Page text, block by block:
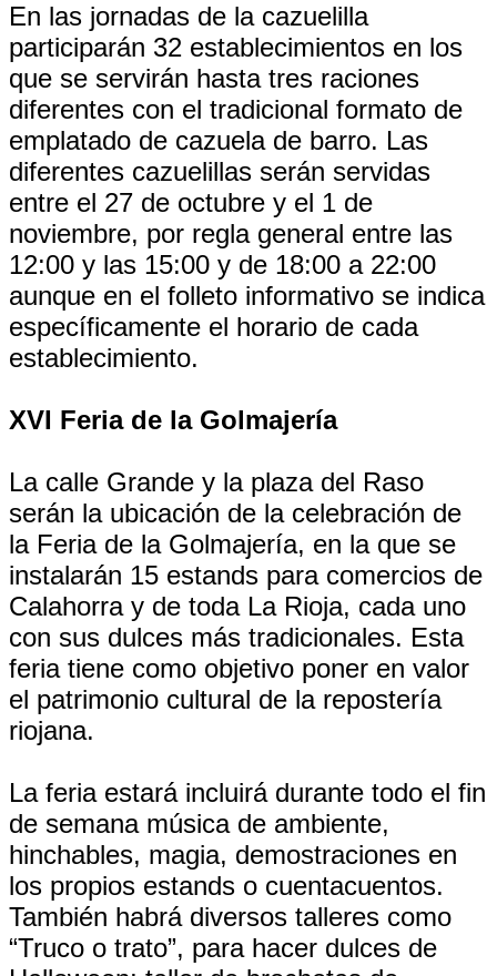
En las jornadas de la cazuelilla
participarán 32 establecimientos en los
que se servirán hasta tres raciones
diferentes con el tradicional formato de
emplatado de cazuela de barro. Las
diferentes cazuelillas serán servidas
entre el 27 de octubre y el 1 de
noviembre, por regla general entre las
12:00 y las 15:00 y de 18:00 a 22:00
aunque en el folleto informativo se indica
específicamente el horario de cada
establecimiento.
XVI Feria de la Golmajería
La calle Grande y la plaza del Raso
serán la ubicación de la celebración de
la Feria de la Golmajería, en la que se
instalarán 15 estands para comercios de
Calahorra y de toda La Rioja, cada uno
con sus dulces más tradicionales. Esta
feria tiene como objetivo poner en valor
el patrimonio cultural de la repostería
riojana.
La feria estará incluirá durante todo el fin
de semana música de ambiente,
hinchables, magia, demostraciones en
los propios estands o cuentacuentos.
También habrá diversos talleres como
“Truco o trato”, para hacer dulces de